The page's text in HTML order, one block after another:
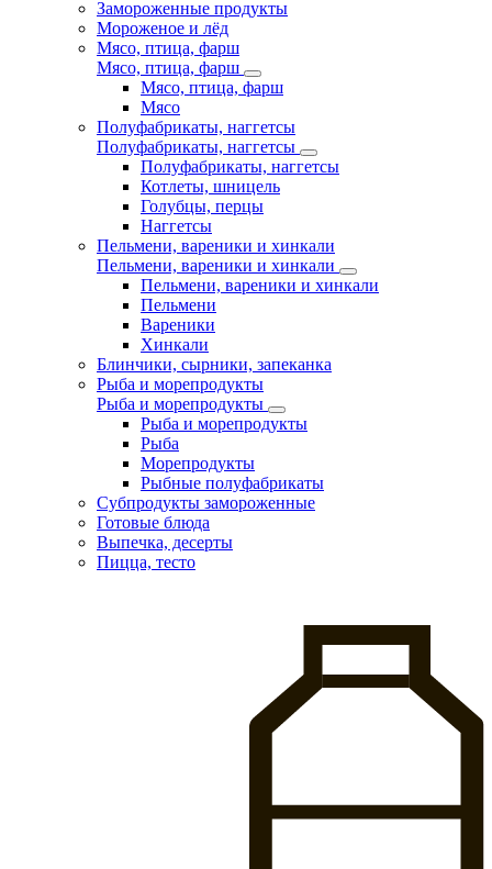
Замороженные продукты
Мороженое и лёд
Мясо, птица, фарш
Мясо, птица, фарш
Мясо, птица, фарш
Мясо
Полуфабрикаты, наггетсы
Полуфабрикаты, наггетсы
Полуфабрикаты, наггетсы
Котлеты, шницель
Голубцы, перцы
Наггетсы
Пельмени, вареники и хинкали
Пельмени, вареники и хинкали
Пельмени, вареники и хинкали
Пельмени
Вареники
Хинкали
Блинчики, сырники, запеканка
Рыба и морепродукты
Рыба и морепродукты
Рыба и морепродукты
Рыба
Морепродукты
Рыбные полуфабрикаты
Субпродукты замороженные
Готовые блюда
Выпечка, десерты
Пицца, тесто